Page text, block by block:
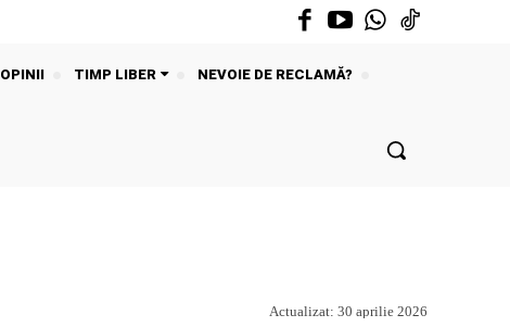
OPINII TIMP LIBER
NEVOIE DE RECLAMĂ?
Actualizat: 30 aprilie 2026